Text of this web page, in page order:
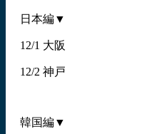
日本編▼
12/1 大阪
12/2 神戸
韓国編▼